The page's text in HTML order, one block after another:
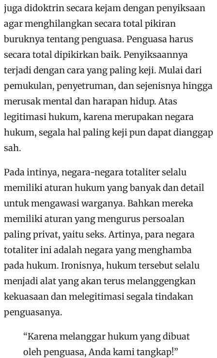
juga didoktrin secara kejam dengan penyiksaan
agar menghilangkan secara total pikiran
buruknya tentang penguasa. Penguasa harus
secara total dipikirkan baik. Penyiksaannya
terjadi dengan cara yang paling keji. Mulai dari
pemukulan, penyetruman, dan sejenisnya hingga
merusak mental dan harapan hidup. Atas
legitimasi hukum, karena merupakan negara
hukum, segala hal paling keji pun dapat dianggap
sah.
Pada intinya, negara-negara totaliter selalu
memiliki aturan hukum yang banyak dan detail
untuk mengawasi warganya. Bahkan mereka
memiliki aturan yang mengurus persoalan
paling privat, yaitu seks. Artinya, para negara
totaliter ini adalah negara yang menghamba
pada hukum. Ironisnya, hukum tersebut selalu
menjadi alat yang akan terus melanggengkan
kekuasaan dan melegitimasi segala tindakan
penguasanya.
“Karena melanggar hukum yang dibuat
oleh penguasa, Anda kami tangkap!”